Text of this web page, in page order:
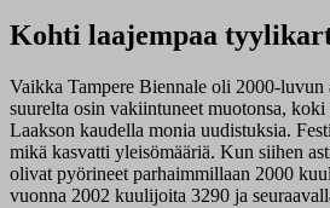
Kohti laajempaa
Vaikka Tampere Biennale oli 2000-luvun
suurelta osin vakiintuneet muotonsa,
Laakson kaudella monia uudistuksia.
mikä kasvatti yleisömääriä. Kun siihen
olivat pyörineet parhaimmillaan 2000
vuonna 2002 kuulijoita 3290 ja